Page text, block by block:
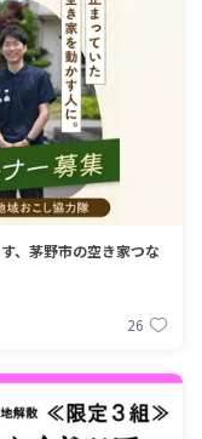
、茅野市の空き家つな
26